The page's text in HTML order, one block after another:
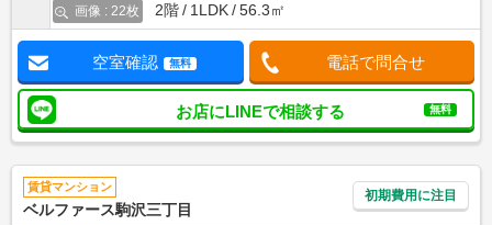
画像 : 22枚
2階
1LDK 56.3㎡
空室確認 無料 電話で問合せ
お店にLINEで相談する 無料
賃貸マンション
ベルファース駒沢三丁目
初期費用に注目